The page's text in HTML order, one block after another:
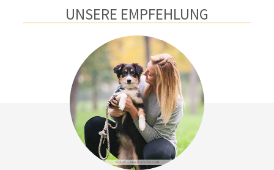
UNSERE EMPFEHLUNG